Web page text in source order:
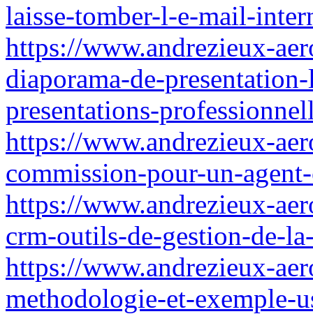
laisse-tomber-l-e-mail-
https://www.andrezieux-
diaporama-de-
presentations-
https://www.andrezieux-
commission-pour-un-
https://www.andrezieux-
crm-outils-de-gestion-de-
https://www.andrezieux-
methodologie-et-exemple-